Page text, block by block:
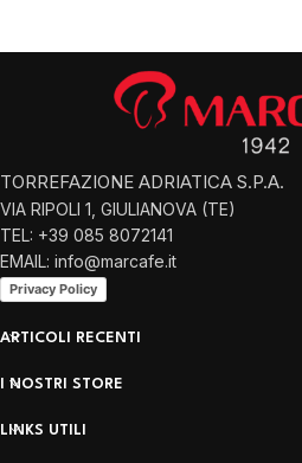
TORREFAZIONE ADRIATICA S.P.A.
VIA RIPOLI 1, GIULIANOVA (TE)
TEL: +39 085 8072141
EMAIL: info@marcafe.it
Privacy Policy
ARTICOLI RECENTI
I NOSTRI STORE
LINKS UTILI